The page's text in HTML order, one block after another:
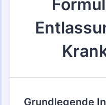
965 Vorlagen